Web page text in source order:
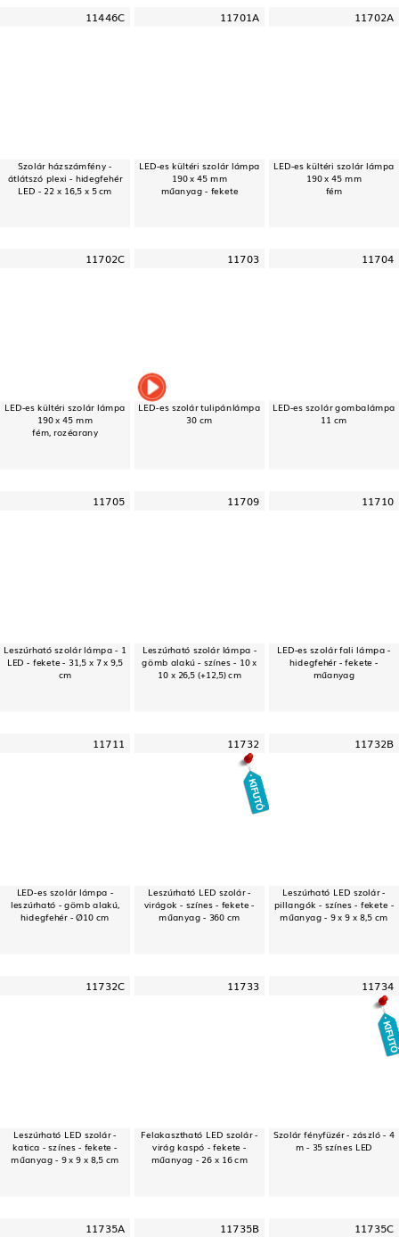
11446C
Szolár házszámfény -
átlátszó plexi - hidegfehér
LED - 22 x 16,5 x 5 cm
11701A
LED-es kültéri szolár lámpa
190 x 45 mm
műanyag - fekete
11702A
LED-es kültéri szolár lámpa
190 x 45 mm
fém
11702C
LED-es kültéri szolár lámpa
190 x 45 mm
fém, rozéarany
11703
LED-es szolár tulipánlámpa
30 cm
11704
LED-es szolár gombalámpa
11 cm
11705
Leszúrható szolár lámpa - 1
LED - fekete - 31,5 x 7 x 9,5
cm
11709
Leszúrható szolár lámpa -
gömb alakú - színes - 10 x
10 x 26,5 (+12,5) cm
11710
LED-es szolár fali lámpa -
hidegfehér - fekete -
műanyag
11711
LED-es szolár lámpa -
leszúrható - gömb alakú,
hidegfehér - Ø10 cm
11732
Leszúrható LED szolár -
virágok - színes - fekete -
műanyag - 360 cm
11732B
Leszúrható LED szolár -
pillangók - színes - fekete -
műanyag - 9 x 9 x 8,5 cm
11732C
Leszúrható LED szolár -
katica - színes - fekete -
műanyag - 9 x 9 x 8,5 cm
11733
Felakasztható LED szolár -
virág kaspó - fekete -
műanyag - 26 x 16 cm
11734
Szolár fényfüzér - zászló - 4
m - 35 színes LED
11735A 11735B 11735C